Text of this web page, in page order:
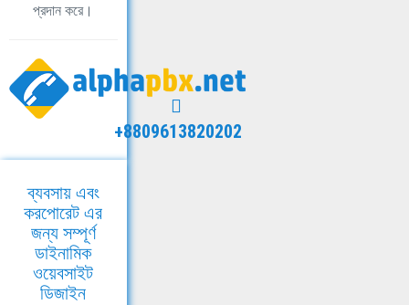
প্রদান করে।
+8809613820202
ব্যবসায় এবং
করপোরেট এর
জন্য সম্পূর্ণ
ডাইনামিক
ওয়েবসাইট
ডিজাইন